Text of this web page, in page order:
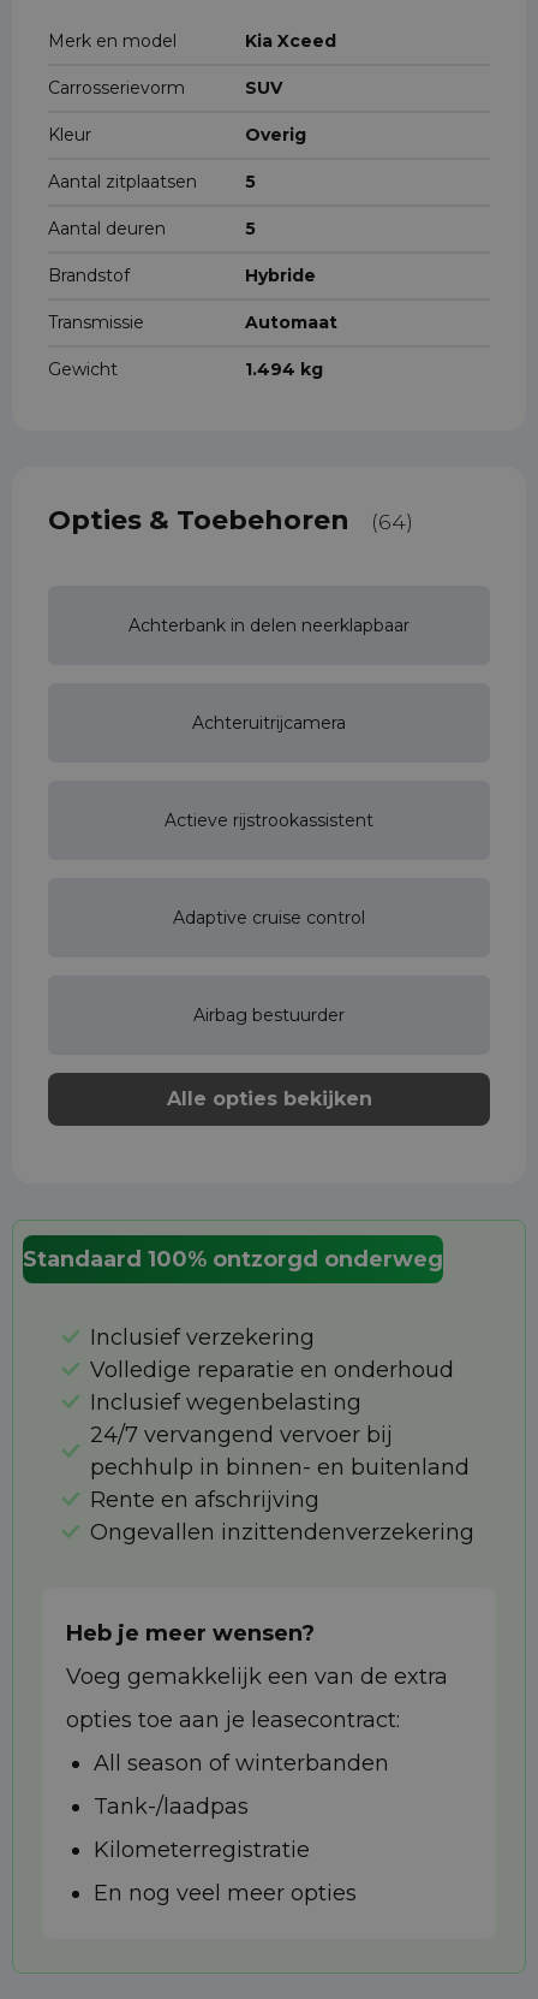
Merk en model Kia Xceed
Carrosserievorm SUV
Kleur Overig
Aantal zitplaatsen 5
Aantal deuren 5
Brandstof Hybride
Transmissie Automaat
Gewicht 1.494 kg
Opties & Toebehoren (64)
Achterbank in delen neerklapbaar
Achteruitrijcamera
Actieve rijstrookassistent
Adaptive cruise control
Airbag bestuurder
Alle opties bekijken
Standaard 100% ontzorgd onderweg
Inclusief verzekering
Volledige reparatie en onderhoud
Inclusief wegenbelasting
24/7 vervangend vervoer bij
pechhulp in binnen- en buitenland
Rente en afschrijving
Ongevallen inzittendenverzekering
Heb je meer wensen?
Voeg gemakkelijk een van de extra
opties toe aan je leasecontract:
All season of winterbanden
Tank-/laadpas
Kilometerregistratie
En nog veel meer opties